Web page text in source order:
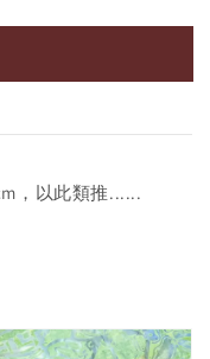
，以此類推......